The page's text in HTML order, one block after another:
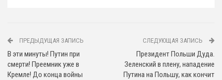
ПРЕДЫДУЩАЯ ЗАПИСЬ
В эти минуты! Путин при
смерти! Преемник уже в
Кремле! До конца войны
СЛЕДУЮЩАЯ ЗАПИСЬ
Президент Польши Дуда.
Зеленский в плену, нападение
Путина на Польшу, как кончит